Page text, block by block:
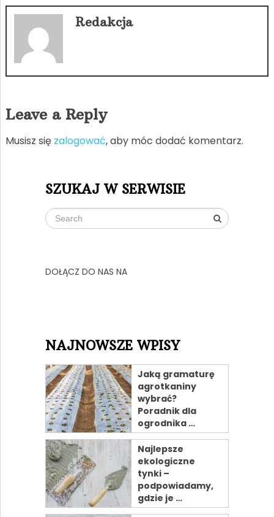
Redakcja
Leave a Reply
Musisz się zalogować, aby móc dodać komentarz.
SZUKAJ W SERWISIE
DOŁĄCZ DO NAS NA
NAJNOWSZE WPISY
Jaką gramaturę
agrotkaniny
wybrać?
Poradnik dla
ogrodnika …
Najlepsze
ekologiczne
tynki –
podpowiadamy,
gdzie je …